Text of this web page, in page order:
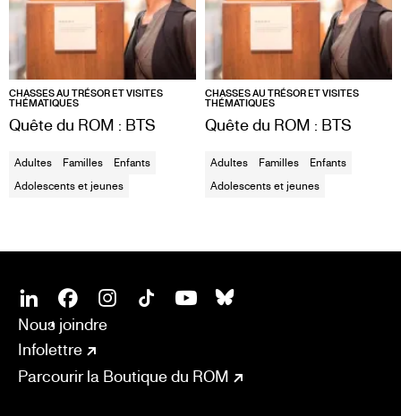
CHASSES AU TRÉSOR ET VISITES
THÉMATIQUES
Quête du ROM : BTS
Adultes Familles
Enfants
Adolescents et jeunes
CHASSES AU TRÉSOR ET VISITES
THÉMATIQUES
Quête du ROM : BTS
Adultes Familles
Enfants
Adolescents et jeunes
SOCIAL
LinkedinFacebookInstagram
CONNECT
Nous joindre
Infolettre
Parcourir la Boutique du ROM